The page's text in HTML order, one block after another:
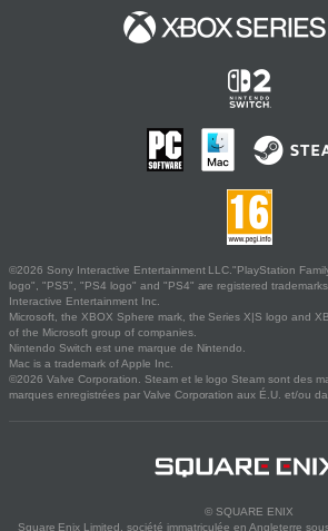
©2026 Sony Interactive Entertainment LLC."PlayStation
logo", "PS5", "PS4 logo" and "PS4" are registered
Interactive Entertainment Inc.
Microsoft, the XBOX Sphere mark, the Series X|S logo and
of the Microsoft group of companies.
Nintendo Switch est une marque de Nintendo.
Mac is a trademark of Apple Inc.
©2026 Valve Corporation. Steam et le logo Steam sont des
marques enregistrées par Valve Corporation aux É.U. et/ou
© SQUARE ENIX
Square Enix Limited, société immatriculée en Angleterre